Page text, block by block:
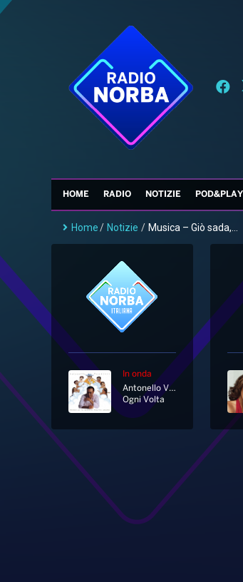
HOME RADIO NOTIZIE POD&PLAY
Home/ Notizie / Musica – Giò sada,...
In onda
Antonello Venditti
Ogni Volta